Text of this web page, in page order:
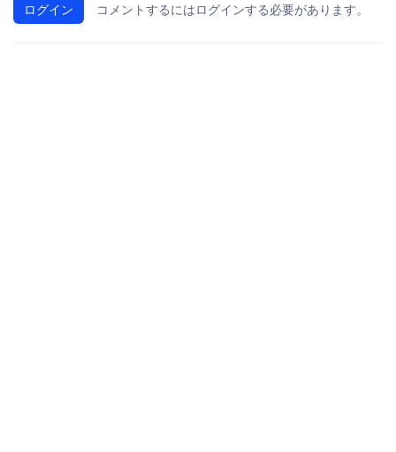
ログイン コメントするにはログインする必要があります。